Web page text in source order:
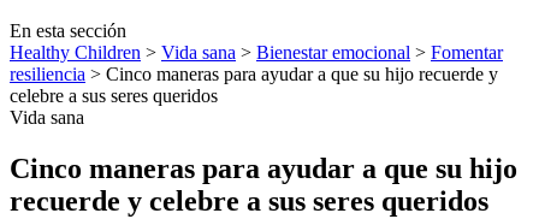
En esta sección
Healthy Children > Vida sana > Bienestar emocional > Fomentar
resiliencia > Cinco maneras para ayudar a que su hijo recuerde y
celebre a sus seres queridos
Vida sana
Cinco maneras para ayudar a que su hijo
recuerde y celebre a sus seres queridos